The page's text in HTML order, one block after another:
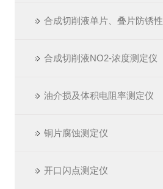
合成切削液NO2-浓度测定仪
油介损及体积电阻率测定仪
铜片腐蚀测定仪
开口闪点测定仪